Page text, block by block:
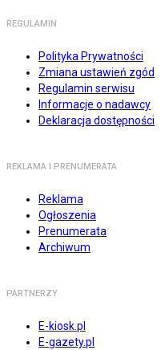
REGULAMIN
Polityka Prywatności
Zmiana ustawień zgód
Regulamin serwisu
Informacje o nadawcy
Deklaracja dostępności
REKLAMA I PRENUMERATA
Reklama
Ogłoszenia
Prenumerata
Archiwum
PARTNERZY
E-kiosk.pl
E-gazety.pl